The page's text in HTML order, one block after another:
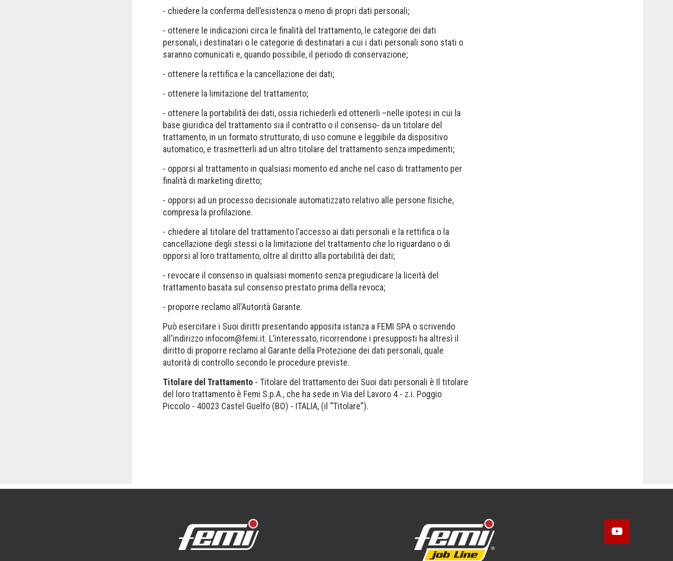
- chiedere la conferma dell’esistenza o meno di propri dati personali;
- ottenere le indicazioni circa le finalità del trattamento, le categorie dei dati
personali, i destinatari o le categorie di destinatari a cui i dati personali sono stati o
saranno comunicati e, quando possibile, il periodo di conservazione;
- ottenere la rettifica e la cancellazione dei dati;
- ottenere la limitazione del trattamento;
- ottenere la portabilità dei dati, ossia richiederli ed ottenerli –nelle ipotesi in cui la
base giuridica del trattamento sia il contratto o il consenso- da un titolare del
trattamento, in un formato strutturato, di uso comune e leggibile da dispositivo
automatico, e trasmetterli ad un altro titolare del trattamento senza impedimenti;
- opporsi al trattamento in qualsiasi momento ed anche nel caso di trattamento per
finalità di marketing diretto;
- opporsi ad un processo decisionale automatizzato relativo alle persone ﬁsiche,
compresa la profilazione.
- chiedere al titolare del trattamento l’accesso ai dati personali e la rettifica o la
cancellazione degli stessi o la limitazione del trattamento che lo riguardano o di
opporsi al loro trattamento, oltre al diritto alla portabilità dei dati;
- revocare il consenso in qualsiasi momento senza pregiudicare la liceità del
trattamento basata sul consenso prestato prima della revoca;
- proporre reclamo all’Autorità Garante.
Può esercitare i Suoi diritti presentando apposita istanza a FEMI SPA o scrivendo
all'indirizzo infocom@femi.it. L’interessato, ricorrendone i presupposti ha altresì il
diritto di proporre reclamo al Garante della Protezione dei dati personali, quale
autorità di controllo secondo le procedure previste.
Titolare del Trattamento - Titolare del trattamento dei Suoi dati personali è Il titolare
del loro trattamento è Femi S.p.A., che ha sede in Via del Lavoro 4 - z.i. Poggio
Piccolo - 40023 Castel Guelfo (BO) - ITALIA, (il “Titolare”).